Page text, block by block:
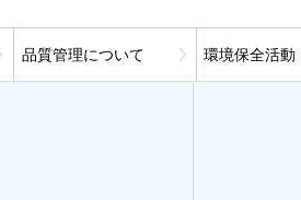
品質管理について 環境保全活動